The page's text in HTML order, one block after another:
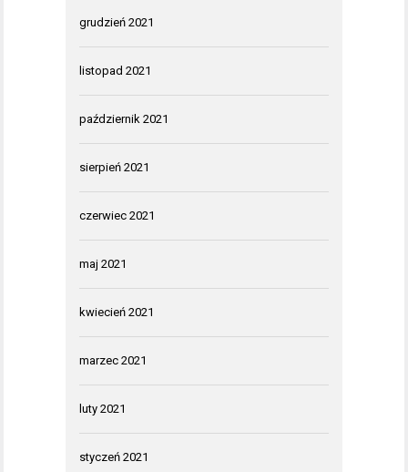
grudzień 2021
listopad 2021
październik 2021
sierpień 2021
czerwiec 2021
maj 2021
kwiecień 2021
marzec 2021
luty 2021
styczeń 2021